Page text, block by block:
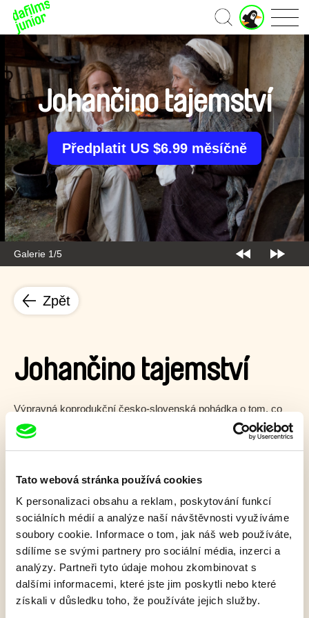
Tato webová stránka používá cookies
K personalizaci obsahu a reklam, poskytování funkcí
sociálních médií a analýze naší návštěvnosti využíváme
soubory cookie. Informace o tom, jak náš web používáte,
sdílíme se svými partnery pro sociální média, inzerci a
analýzy. Partneři tyto údaje mohou zkombinovat s
dalšími informacemi, které jste jim poskytli nebo které
získali v důsledku toho, že používáte jejich služby.
Domů
J
u
ú
č
e
Galerie 1/5
Johančino tajemství
Předplatit US $6.99 měsíčně
Zpět
Johančino tajemství
Výpravná koprodukční česko-slovenská pohádka o tom, co
všechno se může stát, když nedostanete od sudiček do
kolébky ani kapičku štěstí.
Film bohužel není dostupný :(
Omlouváme se, ale tento titul není ve vaší zemi k
dispozici.